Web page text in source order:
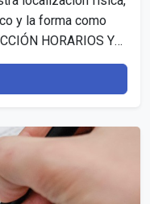
y la forma como
HORARIOS Y